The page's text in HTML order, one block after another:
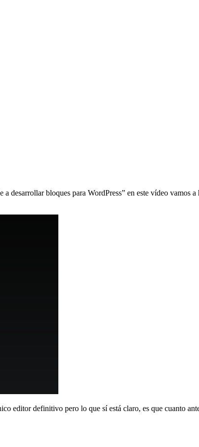
desarrollar bloques para WordPress” en este vídeo vamos
editor definitivo pero lo que sí está claro, es que cuanto